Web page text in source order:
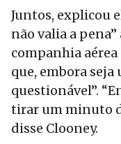
Juntos, explicou
não valia a
companhia aérea
que, embora seja
questionável”.
tirar um minuto
disse Clooney.